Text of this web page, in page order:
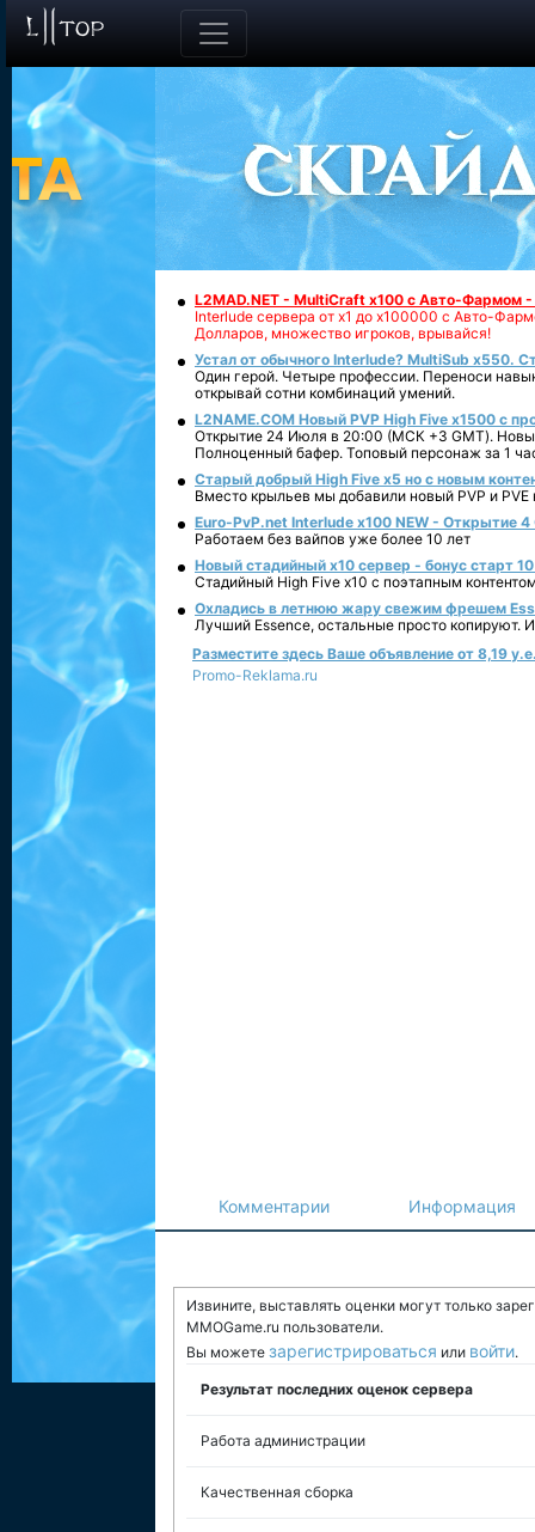
L2MAD.NET - MultiCraft x100 с Авто-Фармом
Interlude сервера от х1 до х100000 с Авто-
Долларов, множество игроков, врывайся!
Устал от обычного Interlude? MultiSub x550.
Один герой. Четыре профессии. Переноси
открывай сотни комбинаций умений.
L2NAME.COM Новый PVP High Five x1500 с
Открытие 24 Июля в 20:00 (МСК +3 GMT).
Полноценный бафер. Топовый персонаж за 1
Старый добрый High Five x5 но с новым
Вместо крыльев мы добавили новый PVP и PVE
Euro-PvP.net Interlude х100 NEW - Открытие 4
Работаем без вайпов уже более 10 лет
Новый стадийный х10 сервер - бонус старт
Стадийный High Five x10 с поэтапным
Охладись в летнюю жару свежим фрешем
Лучший Essence, остальные просто копируют.
Разместите здесь Ваше объявление от 8,19
Promo-Reklama.ru
Комментарии Информация
Извините, выставлять оценки могут только
MMOGame.ru пользователи.
Вы можете зарегистрироваться или войти.
Результат последних оценок сервера
Работа администрации
Качественная сборка